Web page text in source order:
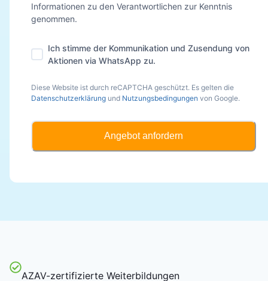
Informationen zu den Verantwortlichen zur Kenntnis
genommen.
Ich stimme der Kommunikation und Zusendung von
Aktionen via WhatsApp zu.
Diese Website ist durch reCAPTCHA geschützt. Es gelten die
Datenschutzerklärung und Nutzungsbedingungen von Google.
Angebot anfordern
AZAV-zertifizierte Weiterbildungen